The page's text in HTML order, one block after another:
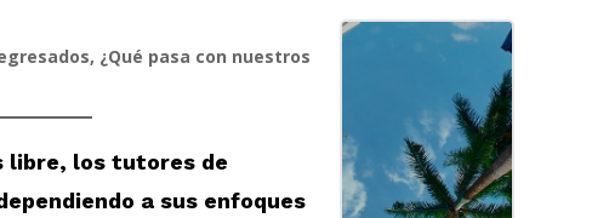
¿Qué pasa con nuestros
libre, los tutores de
a sus enfoques